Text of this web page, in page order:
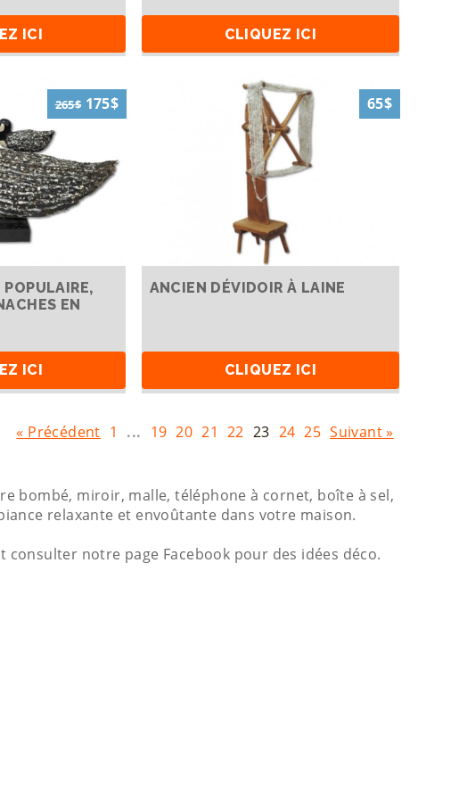
ICI CLIQUEZ ICI
265$175$
EN
ICI
65$
ANCIEN DÉVIDOIR À LAINE
CLIQUEZ ICI
« Précédent 1 ... 19 20 21 22 23 24 25 Suivant »
bombé, miroir, malle, téléphone à cornet, boîte à sel,
relaxante et envoûtante dans votre maison.
notre page Facebook pour des idées déco.